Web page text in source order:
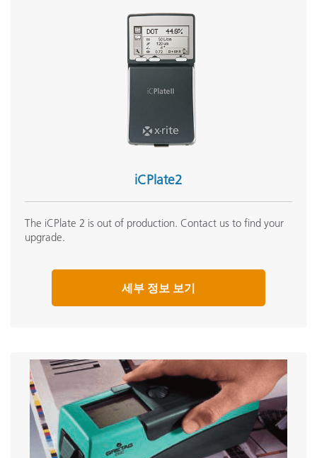
iCPlate2
The iCPlate 2 is out of production. Contact us to find your
upgrade.
세부 정보 보기